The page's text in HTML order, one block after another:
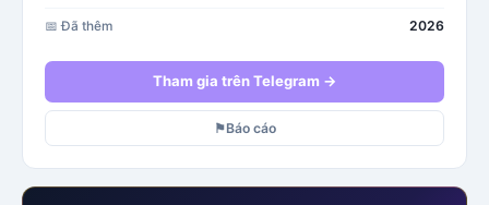
📅Đã thêm 2026
Tham gia trên Telegram →
⚑Báo cáo